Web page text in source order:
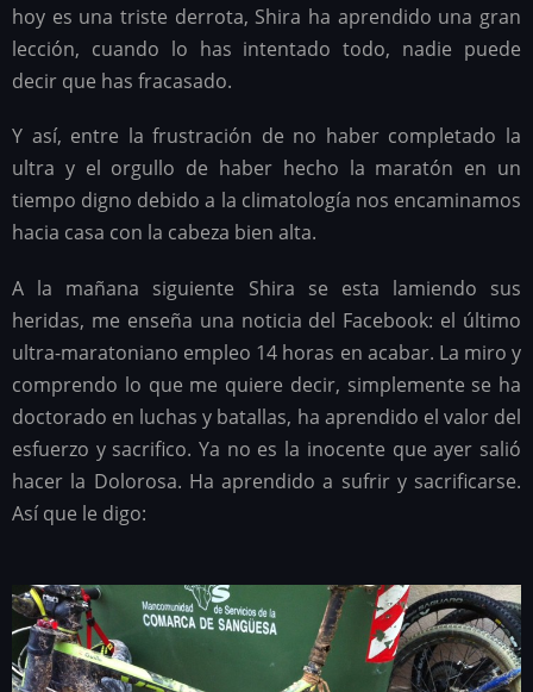
hoy es una triste derrota, Shira ha aprendido una gran
lección, cuando lo has intentado todo, nadie puede
decir que has fracasado.
Y así, entre la frustración de no haber completado la
ultra y el orgullo de haber hecho la maratón en un
tiempo digno debido a la climatología nos encaminamos
hacia casa con la cabeza bien alta.
A la mañana siguiente Shira se esta lamiendo sus
heridas, me enseña una noticia del Facebook: el último
ultra-maratoniano empleo 14 horas en acabar. La miro y
comprendo lo que me quiere decir, simplemente se ha
doctorado en luchas y batallas, ha aprendido el valor del
esfuerzo y sacrifico. Ya no es la inocente que ayer salió
hacer la Dolorosa. Ha aprendido a sufrir y sacrificarse.
Así que le digo: